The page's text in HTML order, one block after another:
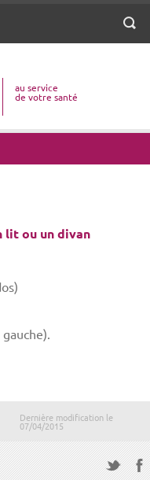
au service
de votre santé
lit ou un divan
Dernière modification le
07/04/2015